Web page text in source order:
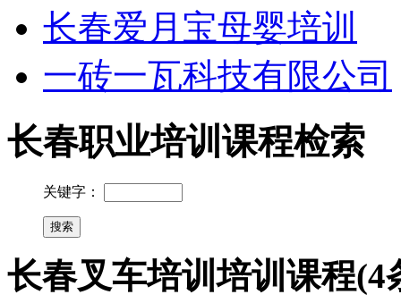
长春爱月宝母婴培训
一砖一瓦科技有限公司
长春职业培训课程检索
关键字：
长春叉车培训培训课程(4